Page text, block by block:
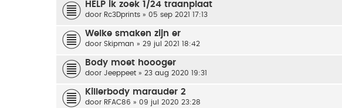
HELP ik zoek 1/24 traanplaat
door Rc3Dprints » 05 sep 2021 17:13
Welke smaken zijn er
door Skipman » 29 jul 2021 18:42
Body moet hoooger
door Jeeppeet » 23 aug 2020 19:31
Killerbody marauder 2
door RFAC86 » 09 jul 2020 23:28